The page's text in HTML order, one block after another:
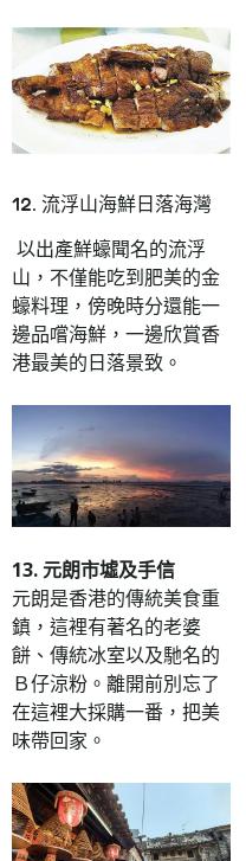
12. 流浮山海鮮日落海灣
以出產鮮蠔聞名的流浮
山，不僅能吃到肥美的金
蠔料理，傍晚時分還能一
邊品嚐海鮮，一邊欣賞香
港最美的日落景致。
13. 元朗市墟及手信
元朗是香港的傳統美食重
鎮，這裡有著名的老婆
餅、傳統冰室以及馳名的
Ｂ仔涼粉。離開前別忘了
在這裡大採購一番，把美
味帶回家。